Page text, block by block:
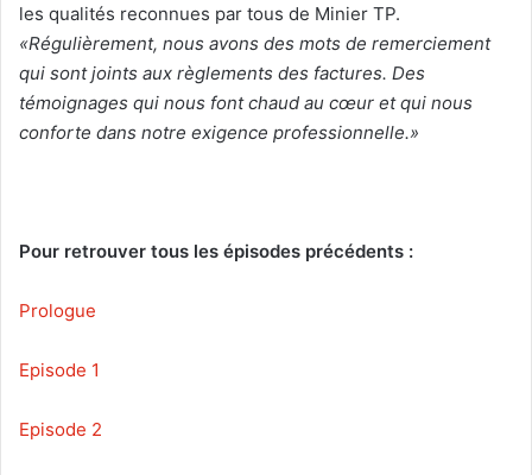
les qualités reconnues par tous de Minier TP.
«Régulièrement, nous avons des mots de remerciement
qui sont joints aux règlements des factures. Des
témoignages qui nous font chaud au cœur et qui nous
conforte dans notre exigence professionnelle.»
Pour retrouver tous les épisodes précédents :
Prologue
Episode 1
Episode 2